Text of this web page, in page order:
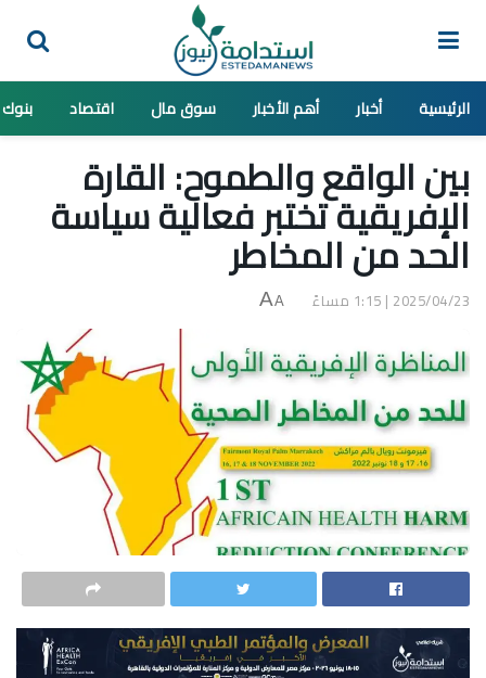
الرئيسية أخبار أهم الأخبار سوق مال اقتصاد بنوك
بين الواقع والطموح: القارة
الإفريقية تختبر فعالية سياسة
الحد من المخاطر
2025/04/23 | 1:15 مساءً A
A